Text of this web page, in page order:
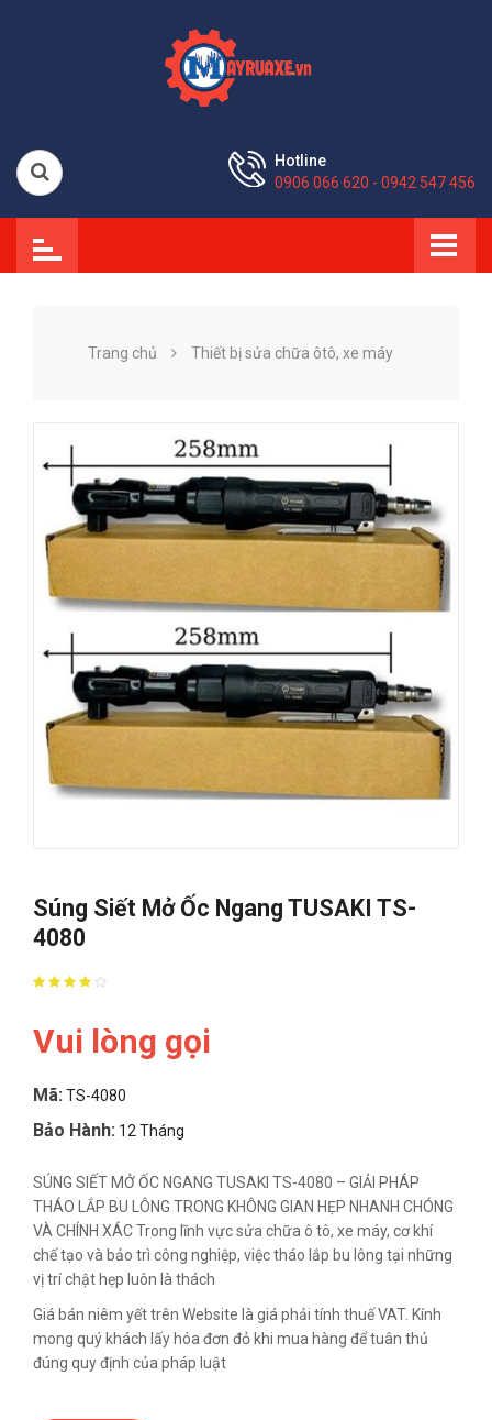
Hotline
0906 066 620 - 0942 547 456
Trang chủ Thiết bị sửa chữa ôtô, xe máy
Súng Siết Mở Ốc Ngang TUSAKI TS-
4080
Vui lòng gọi
Mã: TS-4080
Bảo Hành: 12 Tháng
SÚNG SIẾT MỞ ỐC NGANG TUSAKI TS-4080 – GIẢI PHÁP
THÁO LẮP BU LÔNG TRONG KHÔNG GIAN HẸP NHANH CHÓNG
VÀ CHÍNH XÁC Trong lĩnh vực sửa chữa ô tô, xe máy, cơ khí
chế tạo và bảo trì công nghiệp, việc tháo lắp bu lông tại những
vị trí chật hẹp luôn là thách
Giá bán niêm yết trên Website là giá phải tính thuế VAT. Kính
mong quý khách lấy hóa đơn đỏ khi mua hàng để tuân thủ
đúng quy định của pháp luật